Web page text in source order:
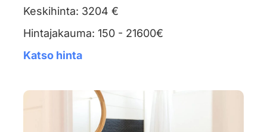
Keskihinta: 3204 €
Hintajakauma: 150 - 21600€
Katso hinta